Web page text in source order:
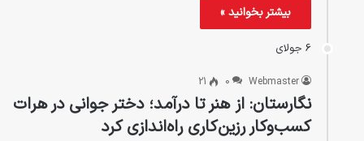
بیشتر بخوانید »
6 جولای
Webmaster
0
21
نگارستان: از هنر تا درآمد؛ دختر جوانی در هرات
کسب‌وکار رزین‌کاری راه‌اندازی کرد